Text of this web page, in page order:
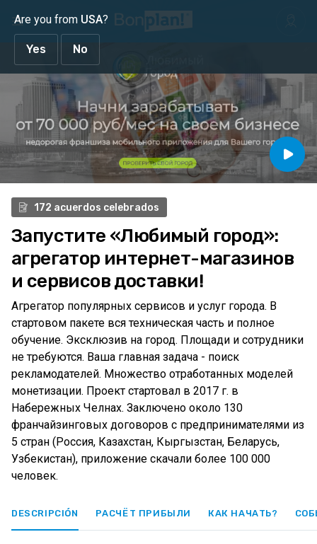
172 acuerdos celebrados
Запустите «Любимый город»:
агрегатор интернет-магазинов
и сервисов доставки!
Агрегатор популярных сервисов и услуг города. В
стартовом пакете вся техническая часть и полное
обучение. Эксклюзив на город. Площади и сотрудники
не требуются. Ваша главная задача - поиск
рекламодателей. Множество отработанных моделей
монетизации. Проект стартовал в 2017 г. в
Набережных Челнах. Заключено около 130
франчайзинговых договоров с предпринимателями из
5 стран (Россия, Казахстан, Кыргызстан, Беларусь,
Узбекистан), приложение скачали более 100 000
человек.
DESCRIPCIÓN РАСЧЁТ ПРИБЫЛИ КАК НАЧАТЬ?
Are you from USA?
Yes No